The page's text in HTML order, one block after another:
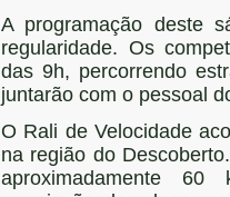
A programação deste
regularidade. Os
das 9h, percorrendo
juntarão com o pessoal
O Rali de Velocidade
na região do
aproximadamente